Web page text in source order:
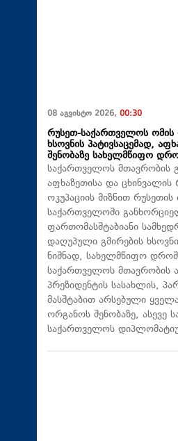
08 აგვისტო 2026, 00:30
რუსეთ-საქართველოს
ხსოვნის პატივსაცემად,
შენობაზე სახელმწიფო
საქართველოს მთავრობის
აფხაზეთისა და ცხინვალის
ოკუპაციის მიზნით
საქართველოში
ფართომასშტაბიანი
დაღუპული გმირების
ნიშნად, სახელმწიფო
საქართველოს მთავრობის
პრეზიდენტის სასახლის,
მასშტაბით არსებული
ორგანოს შენობაზე, ასევე
საქართველოს